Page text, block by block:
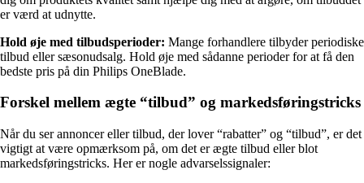
er værd at udnytte.
Hold øje med tilbudsperioder: Mange forhandlere tilbyder periodiske
tilbud eller sæsonudsalg. Hold øje med sådanne perioder for at få den
bedste pris på din Philips OneBlade.
Forskel mellem ægte “tilbud” og markedsføringstricks
Når du ser annoncer eller tilbud, der lover “rabatter” og “tilbud”, er det
vigtigt at være opmærksom på, om det er ægte tilbud eller blot
markedsføringstricks. Her er nogle advarselssignaler: